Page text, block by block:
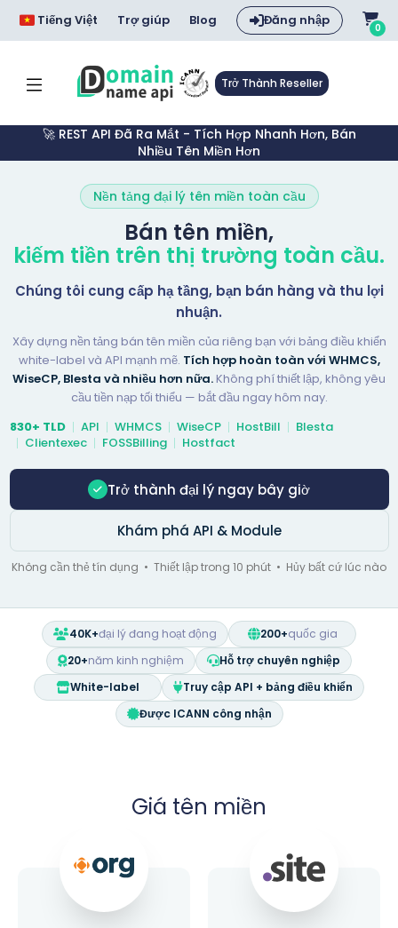
Tiếng Việt Trợ giúp Blog Đăng nhập 0
Trở Thành Reseller
🚀 REST API Đã Ra Mắt - Tích Hợp Nhanh Hơn, Bán
Nhiều Tên Miền Hơn
Nền tảng đại lý tên miền toàn cầu
Bán tên miền,
kiếm tiền trên thị trường toàn cầu.
Chúng tôi cung cấp hạ tầng, bạn bán hàng và thu lợi
nhuận.
Xây dựng nền tảng bán tên miền của riêng bạn với bảng điều khiển
white-label và API mạnh mẽ. Tích hợp hoàn toàn với WHMCS,
WiseCP, Blesta và nhiều hơn nữa. Không phí thiết lập, không yêu
cầu tiền nạp tối thiểu — bắt đầu ngay hôm nay.
830+ TLD
API WHMCS WiseCP HostBill
Blesta
Clientexec
FOSSBilling Hostfact
Trở thành đại lý ngay bây giờ
Khám phá API & Module
Không cần thẻ tín dụng • Thiết lập trong 10 phút • Hủy bất cứ lúc nào
40K+đại lý đang hoạt động 200+quốc gia
20+năm kinh nghiệm
Hỗ trợ chuyên nghiệp
White-label
Truy cập API + bảng điều khiển
Được ICANN công nhận
Giá tên miền